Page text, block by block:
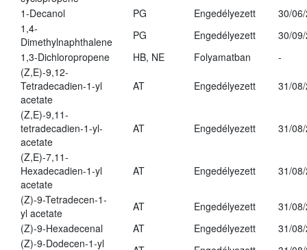
1-Decanol
PG Engedélyezett
30/
1,4-
Dimethylnaphthalene
PG Engedélyezett
30/
1,3-Dichloropropene
HB, NE Folyamatban
-
(Z,E)-9,12-
Tetradecadien-1-yl
acetate
AT Engedélyezett 31/
(Z,E)-9,11-
tetradecadien-1-yl-
acetate
AT Engedélyezett 31/
(Z,E)-7,11-
Hexadecadien-1-yl
acetate
AT Engedélyezett 31/
(Z)-9-Tetradecen-1-
yl acetate
AT Engedélyezett
31/
(Z)-9-Hexadecenal
AT Engedélyezett
31/
(Z)-9-Dodecen-1-yl